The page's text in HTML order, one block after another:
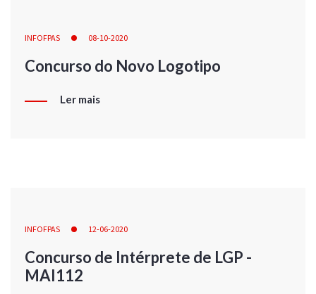
INFOFPAS 08-10-2020
Concurso do Novo Logotipo
Ler mais
INFOFPAS 12-06-2020
Concurso de Intérprete de LGP -
MAI112